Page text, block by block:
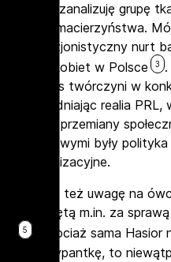
Hasior, zanalizuję grupę
wątek macierzyństwa.
w rewizjonistyczny nurt
sztuki kobiet w Polsce
3
życiorys twórczyni w
uwzględniając realia
okresie przemiany
napędowymi były
modernizacyjne.
Zwrócę też uwagę na
osiągniętą m.in. za
5
. Chociaż sama Hasior
emancypantkę, to